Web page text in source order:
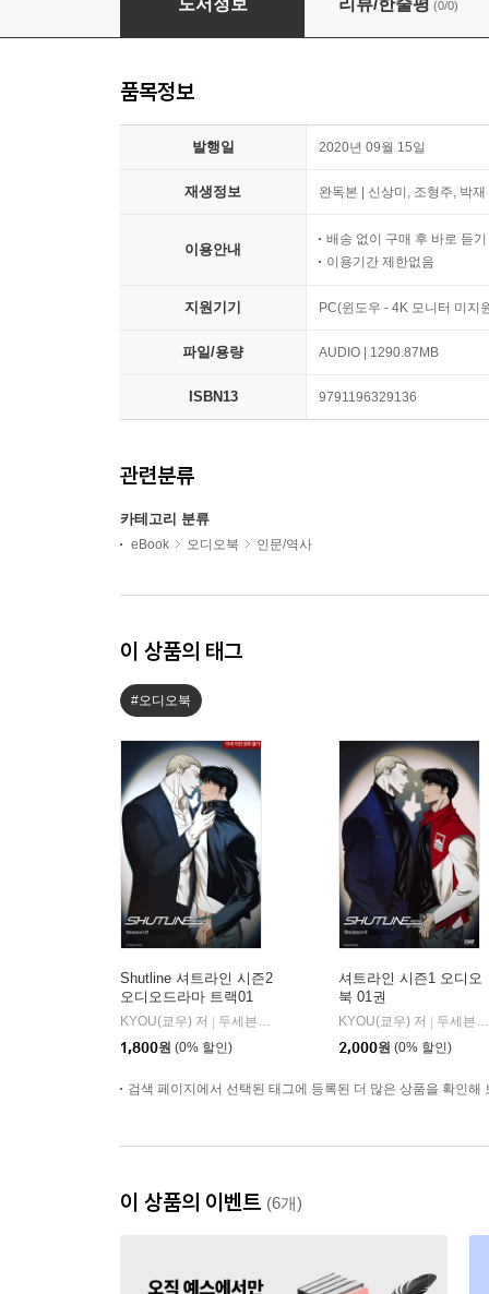
(0/0)
품목정보
발행일 2020년 09월 15일
재생정보 완독본 | 신상미, 조형주, 박
이용안내
배송 없이 구매 후 바로 듣기
이용기간 제한없음
지원기기 PC(윈도우 - 4K 모니터 미지
파일/용량 AUDIO | 1290.87MB
ISBN13 9791196329136
관련분류
카테고리 분류
eBook 오디오북 인문/역사
이 상품의 태그
#오디오북
Shutline 셔트라인 시즌2
오디오드라마 트랙01
KYOU(쿄우) 저 | 두세븐 엔터테인먼트
1,800원 (0% 할인)
셔트라인 시즌1 오디오
북 01권
KYOU(쿄우) 저 | 두세븐 엔터테인먼트
2,000원 (0% 할인)
검색 페이지에서 선택된 태그에 등록된 더 많은 상품을 확인해
이 상품의 이벤트 (6개)